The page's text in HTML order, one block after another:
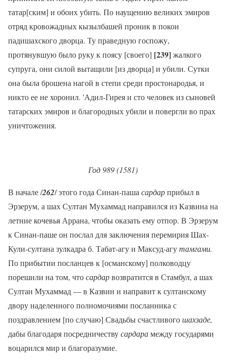
татар[ским] и обоих убить. По наущению великих эмиров
отряд кровожадных кызылбашей проник в покои
падишахского дворца. Ту праведную госпожу,
протянувшую было руку к поясу [своего] [239]жалкого
супруга, они силой вытащили [из дворца] и убили. Сутки
она была брошена нагой в степи среди простонародья, и
никто ее не хоронил. 'Адил-Гирея и сто человек из сыновей
татарских эмиров и благородных убили и повергли во прах
уничтожения.
Год 989 (1581)
В начале /262/ этого года Синан-паша сардарприбыл в
Эрзерум, а шах Султан Мухаммад направился из Казвина на
летние кочевья Аррана, чтобы оказать ему отпор. В Эрзерум
к Синан-паше он послал для заключения перемирия Шах-
Кули-султана зулкадра б. Табат-агу и Максуд-агутамгами.
По прибытии посланцев к [османскому] полководцу
порешили на том, чтосардарвозвратится в Стамбул, а шах
Султан Мухаммад — в Казвин и направит к султанскому
двору наделенного полномочиями посланника с
поздравлением [по случаю] Свадьбы счастливогошахзаде,
дабы благодаря посредничествусардарамежду государями
воцарился мир и благоразумие.